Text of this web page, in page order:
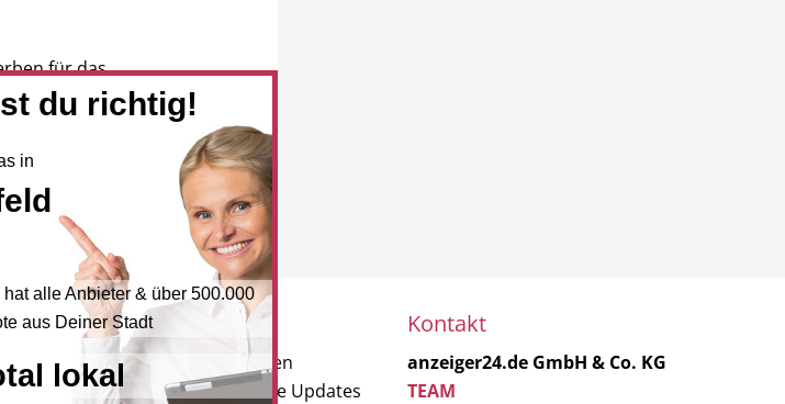
für das
Newsletter
Melden Sie sich für unseren
Newsletter an, um neueste Updates
Kontakt
anzeiger24.de GmbH & Co. KG
TEAM
du richtig!
in
alle Anbieter & über 500.000
aus Deiner Stadt
lokal